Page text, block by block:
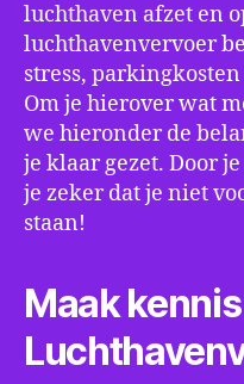
luchthaven afzet en
luchthavenvervoer
stress,
Om je hierover wat
we hieronder de
je klaar gezet. Door
je zeker dat je niet
staan!
Maak